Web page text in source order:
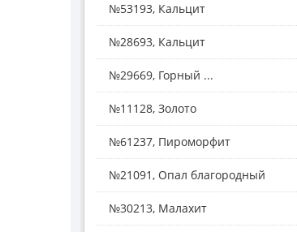
№53193, Кальцит
№28693, Кальцит
№29669, Горный ...
№11128, Золото
№61237, Пироморфит
№21091, Опал благородный
№30213, Малахит